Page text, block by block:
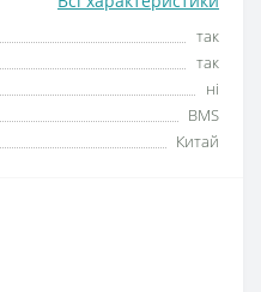
так
так
ні
BMS
Китай